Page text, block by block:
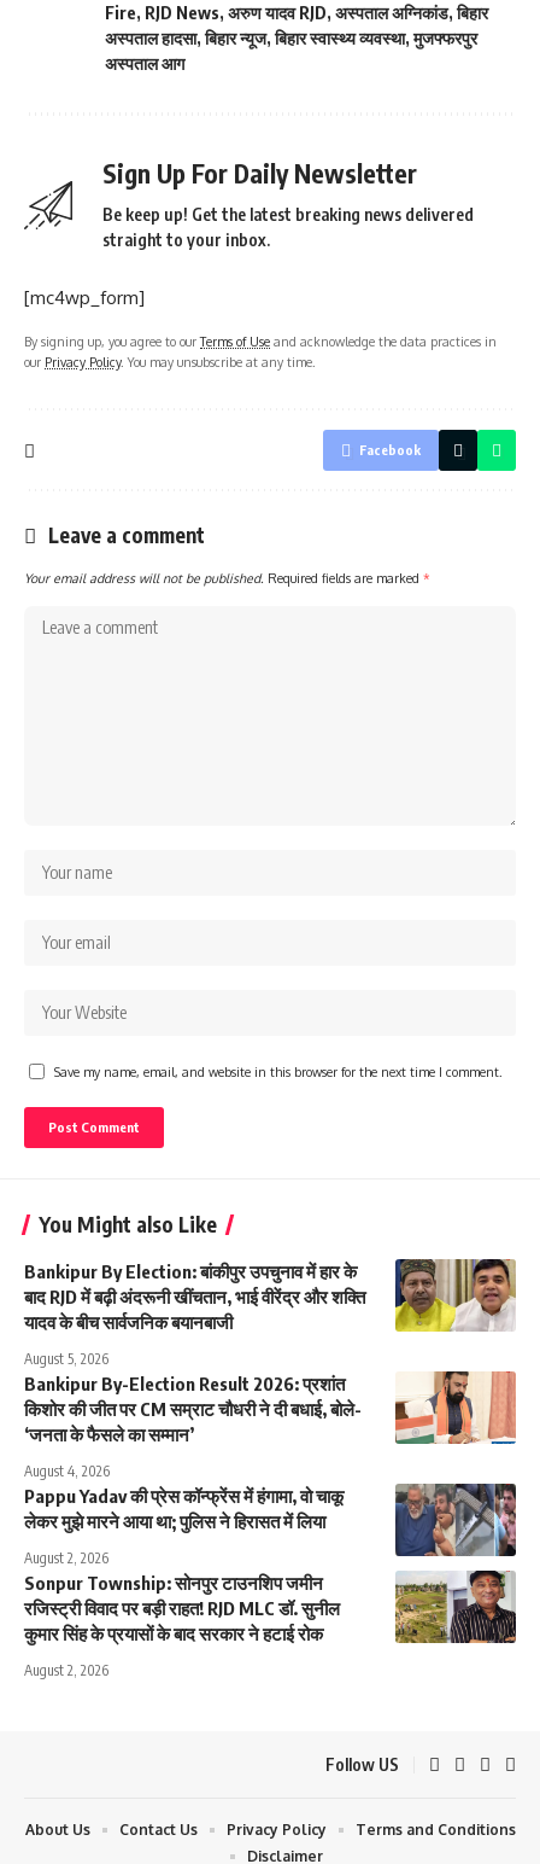
Fire, RJD News, अरुण यादव RJD, अस्पताल अग्निकांड,बिहार
अस्पताल हादसा,बिहार न्यूज,बिहार स्वास्थ्य व्यवस्था,मुजफ्फरपुर
अस्पताल आग
Sign Up For Daily Newsletter
Be keep up! Get the latest breaking news delivered
straight to your inbox.
[mc4wp_form]
By signing up, you agree to ourTerms of Use and acknowledge the data practices in
our Privacy Policy. You may unsubscribe at any time.
Facebook
Leave a comment
Your email address will not be published. Required fields are marked *
Save my name, email, and website in this browser for the next time I comment.
You Might also Like
Bankipur By Election: बांकीपुर उपचुनाव में हार के
बाद RJD में बढ़ी अंदरूनी खींचतान, भाई वीरेंद्र और शक्ति
यादव के बीच सार्वजनिक बयानबाजी
August 5, 2026
Bankipur By-Election Result 2026: प्रशांत
किशोर की जीत पर CM सम्राट चौधरी ने दी बधाई, बोले-
‘जनता के फैसले का सम्मान’
August 4, 2026
Pappu Yadav की प्रेस कॉन्फ्रेंस में हंगामा, वो चाकू
लेकर मुझे मारने आया था; पुलिस ने हिरासत में लिया
August 2, 2026
Sonpur Township: सोनपुर टाउनशिप जमीन
रजिस्ट्री विवाद पर बड़ी राहत! RJD MLC डॉ. सुनील
कुमार सिंह के प्रयासों के बाद सरकार ने हटाई रोक
August 2, 2026
Follow US
About Us Contact Us Privacy Policy
Terms and Conditions
Disclaimer